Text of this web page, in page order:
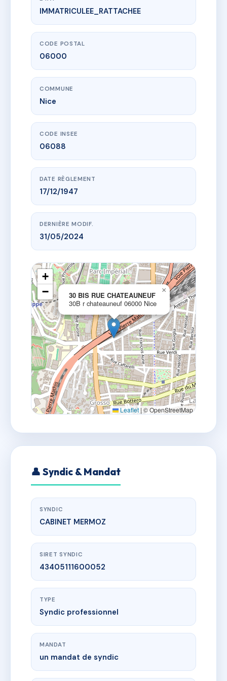
www.vme.plus/AC6403000
30 BIS RUE CHATEAUNEUF
30B r chateauneuf
IMMATRICULEE_RATTACHEE
CODE POSTAL
06000
COMMUNE
Nice
CODE INSEE
06088
DATE RÈGLEMENT
17/12/1947
DERNIÈRE MODIF.
31/05/2024
30 BIS RUE CHATEAUNEUF
30B r chateauneuf 06000 Nice
×
+
−
Leaflet | © OpenStreetMap
👤 Syndic & Mandat
SYNDIC
CABINET MERMOZ
SIRET SYNDIC
43405111600052
TYPE
Syndic professionnel
MANDAT
un mandat de syndic